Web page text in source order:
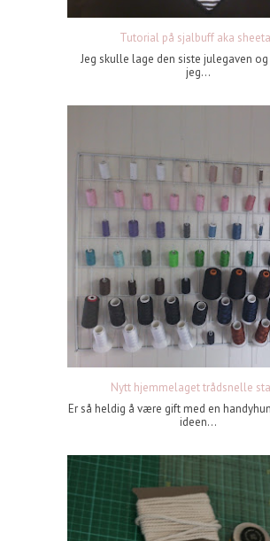
Tutorial på sjalbuff aka
Jeg skulle lage den siste julegaven
jeg...
Nytt hjemmelaget trådsnelle
Er så heldig å være gift med en
ideen...